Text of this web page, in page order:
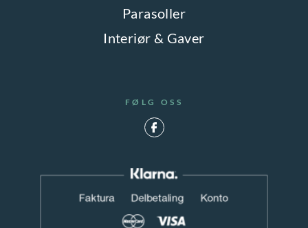
Parasoller
Interiør & Gaver
FØLG OSS